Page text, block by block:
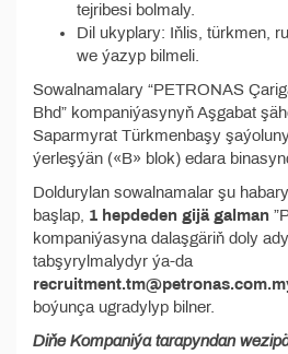
tejribesi bolmaly.
Dil ukyplary: Iňlis, türkmen,
we ýazyp bilmeli.
Sowalnamalary “PETRONAS
Bhd” kompaniýasynyň Aşgabat
Saparmyrat Türkmenbaşy
ýerleşýän («B» blok) edara
Doldurylan sowalnamalar şu
başlap, 1 hepdeden gijä galman
kompaniýasyna dalaşgäriň doly
tabşyrylmalydyr ýa-da
boýunça ugradylyp bilner.
Diňe Kompaniýa tarapyndan